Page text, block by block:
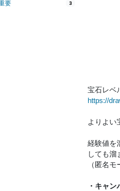
要 3
宝石レベ
https://
よりよい
経験値を
しても溜
（匿名
・キャ